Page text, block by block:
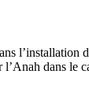
l’installation
dans